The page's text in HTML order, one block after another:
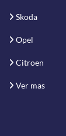
Skoda
Opel
Citroen
Ver mas